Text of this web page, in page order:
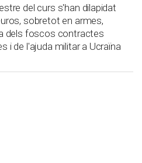
del curs s'han dilapidat
sobretot en armes,
dels foscos contractes
i de l'ajuda militar a Ucraïna